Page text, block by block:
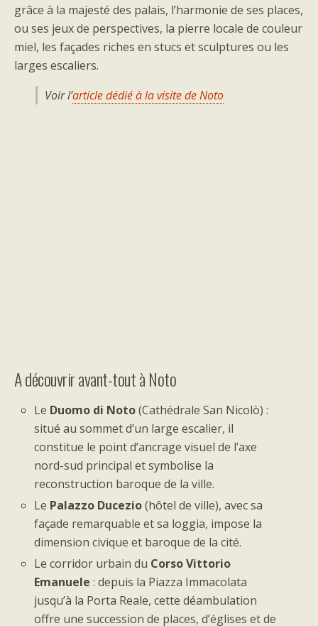
grâce à la majesté des palais, l’harmonie de ses places,
ou ses jeux de perspectives, la pierre locale de couleur
miel, les façades riches en stucs et sculptures ou les
larges escaliers.
Voir l’article dédié à la visite de Noto
A découvrir avant-tout à Noto
Le Duomo di Noto(Cathédrale San Nicolò) :
situé au sommet d’un large escalier, il
constitue le point d’ancrage visuel de l’axe
nord-sud principal et symbolise la
reconstruction baroque de la ville.
Le Palazzo Ducezio(hôtel de ville), avec sa
façade remarquable et sa loggia, impose la
dimension civique et baroque de la cité.
Le corridor urbain du Corso Vittorio
Emanuele : depuis la Piazza Immacolata
jusqu’à la Porta Reale, cette déambulation
offre une succession de places, d’églises et de